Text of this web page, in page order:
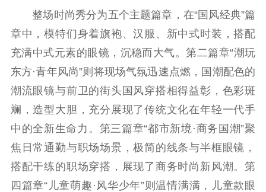
紫金文化艺术节
品牌活动 紫艺舞台
精神文明
文明创建 文明实践
文明培育
先进典型
社会宣传
思想政治教育 爱国主义教育
全民国防教育
红色资源保护利
用
整场时尚秀分为五个主题篇章，在“国风经典”篇
章中，模特们身着旗袍、汉服、新中式时装，搭配
充满中式元素的眼镜，沉稳而大气。第二篇章“潮玩
东方·青年风尚”则将现场气氛迅速点燃，国潮配色的
潮流眼镜与前卫的街头国风穿搭相得益彰，色彩斑
斓，造型大胆，充分展现了传统文化在年轻一代手
中的全新生命力。第三篇章“都市新境·商务国潮”聚
焦日常通勤与职场场景，极简的线条与半框眼镜，
搭配干练的职场穿搭，展现了商务时尚新风潮。第
四篇章“儿童萌趣·风华少年”则温情满满，儿童款眼